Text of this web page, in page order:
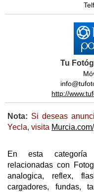
Tu
http://
Nota: Si deseas
Yecla, visita
En esta categoría
relacionadas con
analogica, reflex,
cargadores, fundas,